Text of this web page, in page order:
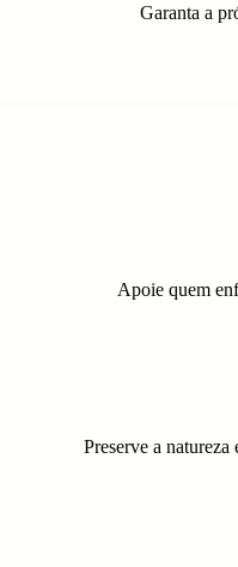
Garanta a
Apoie quem
Preserve a natureza